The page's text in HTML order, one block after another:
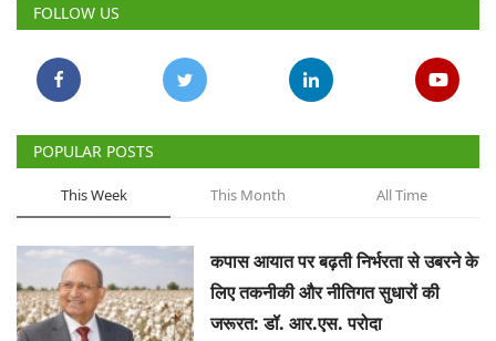
FOLLOW US
POPULAR POSTS
This Week This Month All Time
कपास आयात पर बढ़ती निर्भरता से उबरने के
लिए तकनीकी और नीतिगत सुधारों की
जरूरत: डॉ. आर.एस. परोदा